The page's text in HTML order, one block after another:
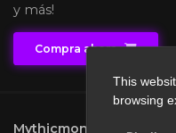
This
browsing
y más!
Compra ahora
Mythicmon 2026. All